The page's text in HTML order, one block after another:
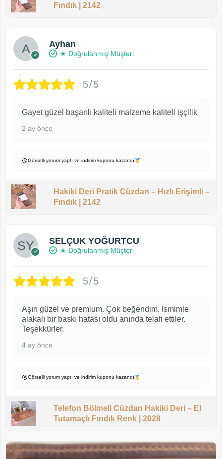
Fındık | 2142
Ayhan
★ Doğrulanmış Müşteri
5/5
Gayet güzel başarılı kaliteli malzeme kaliteli işçilik
2 ay önce
Görselli yorum yaptı ve indirim kuponu kazandı
Hakiki Deri Pratik Cüzdan – Hızlı Erişimli –
Fındık | 2142
SELÇUK YOĞURTCU
★ Doğrulanmış Müşteri
5/5
Aşırı güzel ve premium. Çok beğendim. İsmimle
alakalı bir baskı hatası oldu anında telafi ettiler.
Teşekkürler.
4 ay önce
Görselli yorum yaptı ve indirim kuponu kazandı
Telefon Bölmeli Cüzdan Hakiki Deri – El
Tutamaçlı Fındık Renk | 2028